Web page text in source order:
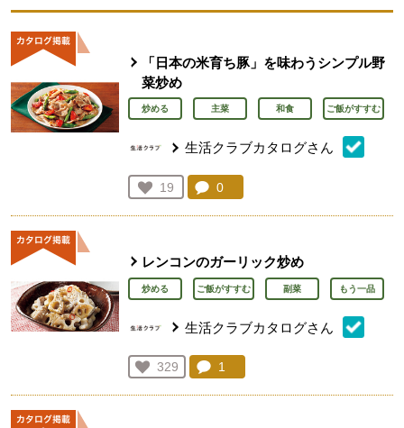
「日本の米育ち豚」を味わうシンプル野
菜炒め
炒める 主菜 和食 ご飯がすすむ
生活クラブカタログさん
お気に入り登録：
19
人が登録
コメント：
0
レンコンのガーリック炒め
炒める ご飯がすすむ 副菜 もう一品
生活クラブカタログさん
お気に入り登録：
329
人が登録
コメント：
1